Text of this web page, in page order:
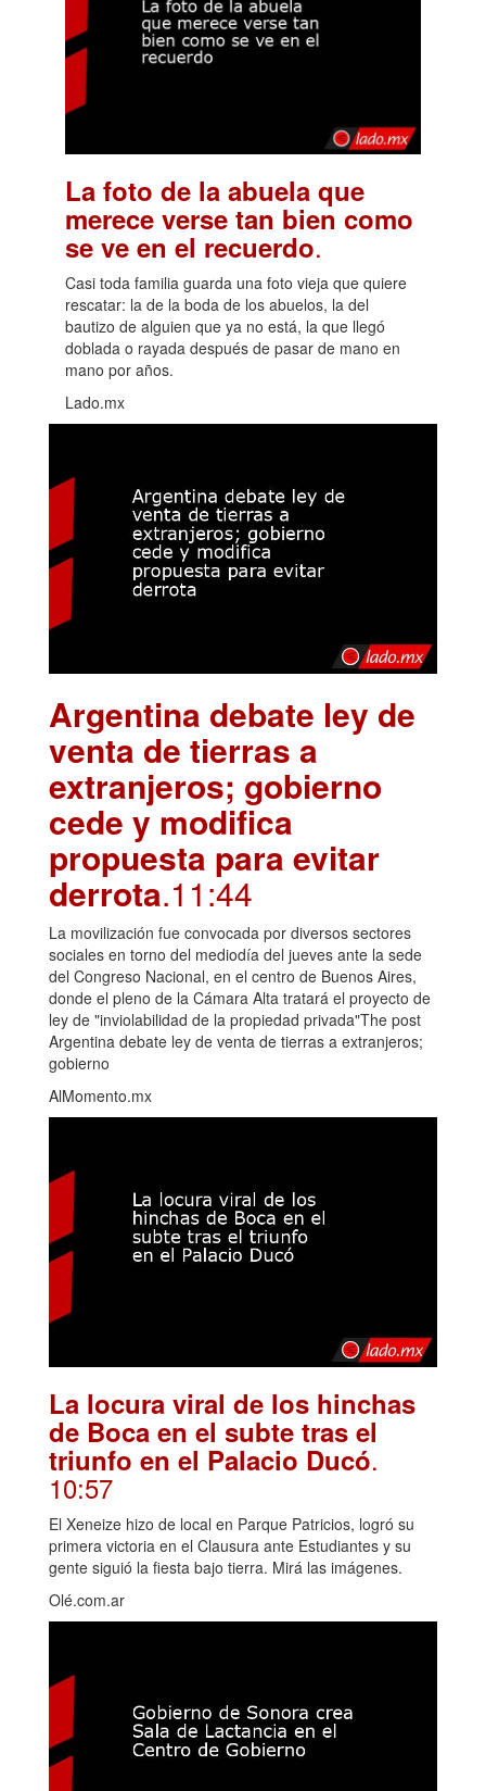
La foto de la abuela que
merece verse tan bien como
se ve en el recuerdo.
Casi toda familia guarda una foto vieja que quiere
rescatar: la de la boda de los abuelos, la del
bautizo de alguien que ya no está, la que llegó
doblada o rayada después de pasar de mano en
mano por años.
Lado.mx
Argentina debate ley de
venta de tierras a
extranjeros; gobierno
cede y modifica
propuesta para evitar
derrota.11:44
La movilización fue convocada por diversos sectores
sociales en torno del mediodía del jueves ante la sede
del Congreso Nacional, en el centro de Buenos Aires,
donde el pleno de la Cámara Alta tratará el proyecto de
ley de "inviolabilidad de la propiedad privada"The post
Argentina debate ley de venta de tierras a extranjeros;
gobierno
AlMomento.mx
La locura viral de los hinchas
de Boca en el subte tras el
triunfo en el Palacio Ducó.
10:57
El Xeneize hizo de local en Parque Patricios, logró su
primera victoria en el Clausura ante Estudiantes y su
gente siguió la fiesta bajo tierra. Mirá las imágenes.
Olé.com.ar